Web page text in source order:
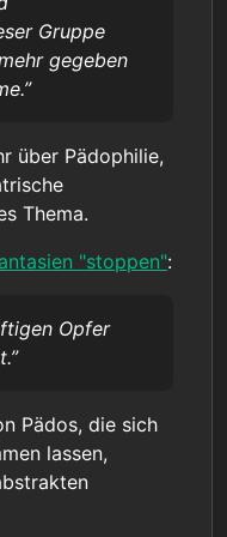
Gruppe
gegeben
über Pädophilie,
Thema.
"stoppen":
Opfer
Pädos, die sich
lassen,